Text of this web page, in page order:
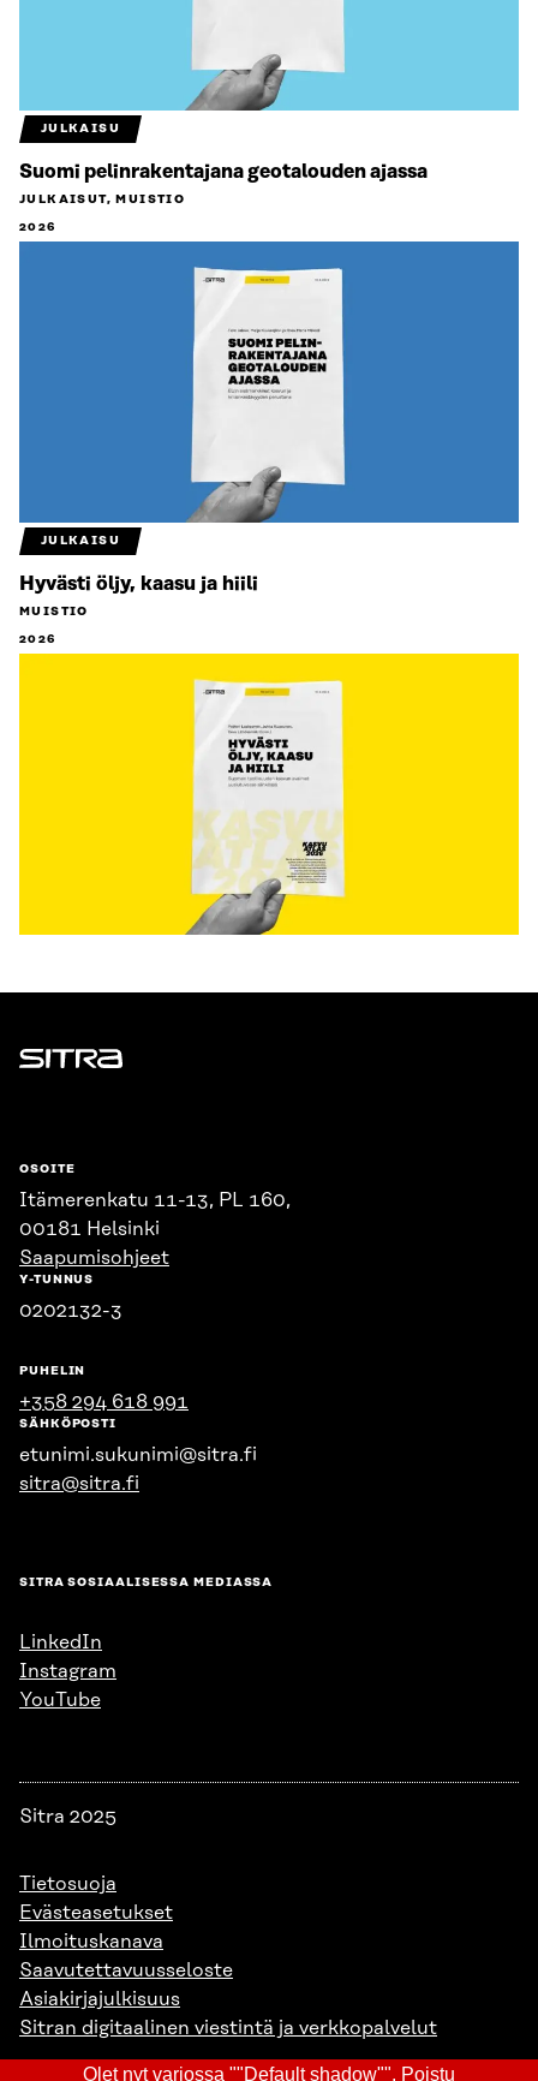
JULKAISU
Suomi pelinrakentajana geotalouden ajassa
JULKAISUT, MUISTIO
2026
JULKAISU
Hyvästi öljy, kaasu ja hiili
MUISTIO
2026
Sitra
OSOITE
Itämerenkatu 11-13, PL 160,
00181 Helsinki
Saapumisohjeet
Y-TUNNUS
0202132-3
PUHELIN
+358 294 618 991
SÄHKÖPOSTI
etunimi.sukunimi@sitra.fi
sitra@sitra.fi
SITRA SOSIAALISESSA MEDIASSA
LinkedIn
Instagram
YouTube
Sitra 2025
Tietosuoja
Evästeasetukset
Ilmoituskanava
Saavutettavuusseloste
Asiakirjajulkisuus
Sitran digitaalinen viestintä ja verkkopalvelut
Olet nyt varjossa ""Default shadow"". Poistu